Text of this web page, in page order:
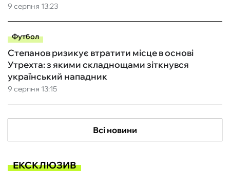
9 серпня 13:23
Футбол
9 серпня 13:15
Степанов ризикує втратити місце в основі
Утрехта: з якими складнощами зіткнувся
український нападник
Всі новини
ЕКСКЛЮЗИВ